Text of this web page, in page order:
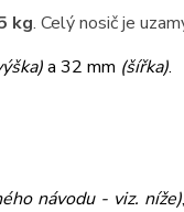
kg. Celý nosič je
a 32 mm (šířka).
návodu - viz. níže),